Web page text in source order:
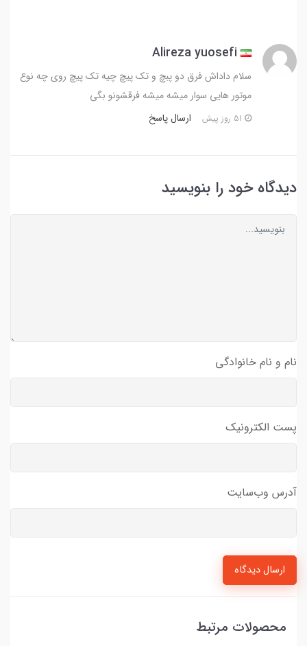
Alireza yuosefi
سلام داداش فرق دو پبچ و تک پیچ چیه تک پیچ روی چه نوع
موتور هایی سوار میشه میشه فرقشونو بگی
ارسال پاسخ
دیدگاه خود را بنویسید
نام و نام خانوادگی
پست الکترونیک
آدرس وب‌سایت
ارسال دیدگاه
محصولات مرتبط